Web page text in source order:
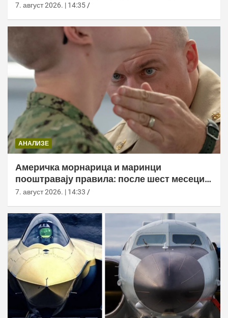
7. август 2026. | 14:35
АНАЛИЗЕ
Америчка морнарица и маринци
пооштравају правила: после шест месеци
дозволе за браду следи службено
7. август 2026. | 14:33